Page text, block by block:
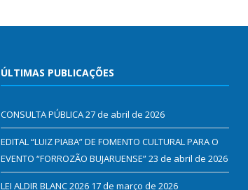
ÚLTIMAS PUBLICAÇÕES
CONSULTA PÚBLICA27 de abril de 2026
EDITAL “LUIZ PIABA” DE FOMENTO CULTURAL PARA O
EVENTO “FORROZÃO BUJARUENSE”23 de abril de 2026
LEI ALDIR BLANC 2026 17 de março de 2026